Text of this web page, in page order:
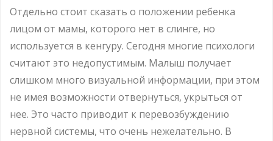
Отдельно стоит сказать о положении ребенка
лицом от мамы, которого нет в слинге, но
используется в кенгуру. Сегодня многие психологи
считают это недопустимым. Малыш получает
слишком много визуальной информации, при этом
не имея возможности отвернуться, укрыться от
нее. Это часто приводит к перевозбуждению
нервной системы, что очень нежелательно. В